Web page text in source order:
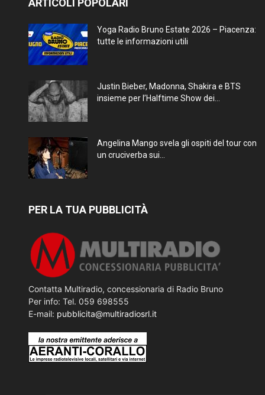
ARTICOLI POPOLARI
Yoga Radio Bruno Estate 2026 – Piacenza:
tutte le informazioni utili
Justin Bieber, Madonna, Shakira e BTS
insieme per l’Halftime Show dei...
Angelina Mango svela gli ospiti del tour con
un cruciverba sui...
PER LA TUA PUBBLICITÀ
Contatta Multiradio, concessionaria di Radio Bruno
Per info: Tel. 059 698555
E-mail: pubblicita@multiradiosrl.it